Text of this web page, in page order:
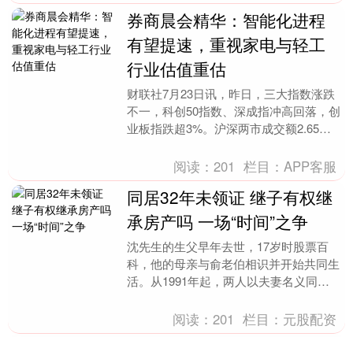
券商晨会精华：智能化进程
有望提速，重视家电与轻工
行业估值重估
财联社7月23日讯，昨日，三大指数涨跌
不一，科创50指数、深成指冲高回落，创
业板指跌超3%。沪深两市成交额2.65万
租赁、超....阅读：201 栏目：APP客服
同居32年未领证 继子有权继
承房产吗 一场“时间”之争
沈先生的生父早年去世，17岁时股票百
科，他的母亲与俞老伯相识并开始共同生
活。从1991年起，两人以夫妻名义同
结婚登记。 20....
阅读：201 栏目： 元股配资